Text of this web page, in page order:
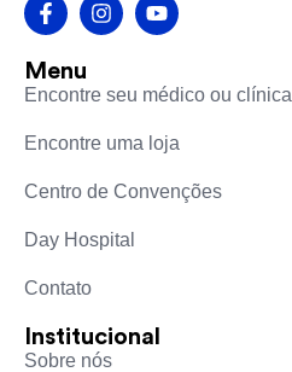
Menu
Encontre seu médico ou clínica
Encontre uma loja
Centro de Convenções
Day Hospital
Contato
Institucional
Sobre nós